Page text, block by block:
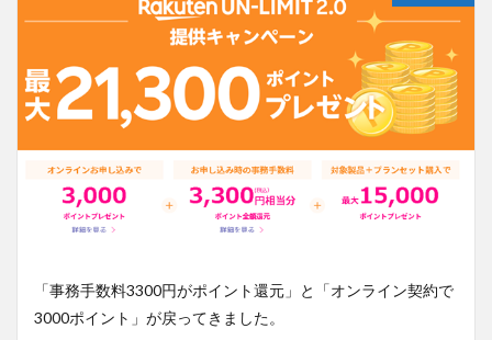
「事務手数料3300円がポイント還元」と「オンライン契約で
3000ポイント」が戻ってきました。